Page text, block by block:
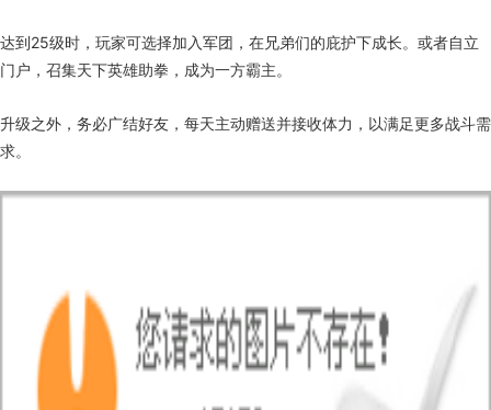
达到25级时，玩家可选择加入军团，在兄弟们的庇护下成长。或者自立
门户，召集天下英雄助拳，成为一方霸主。
升级之外，务必广结好友，每天主动赠送并接收体力，以满足更多战斗需
求。